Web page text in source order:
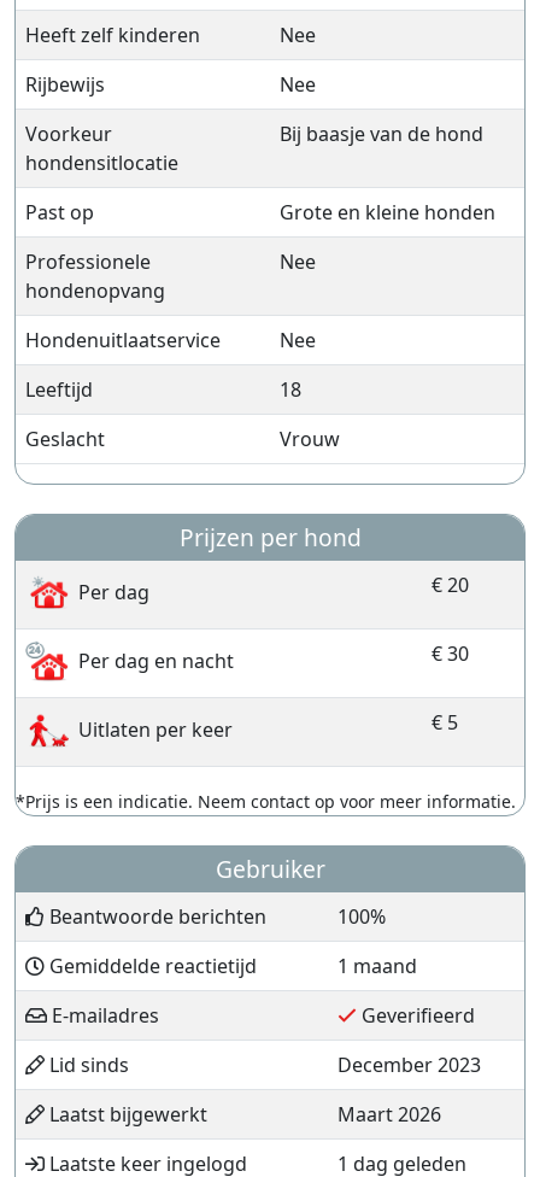
Heeft zelf kinderen
Nee
Rijbewijs
Nee
Voorkeur
hondensitlocatie
Bij baasje van de hond
Past op
Grote en kleine honden
Professionele
hondenopvang
Nee
Hondenuitlaatservice
Nee
Leeftijd
18
Geslacht
Vrouw
Prijzen per hond
Per dag € 20
Per dag en nacht € 30
Uitlaten per keer € 5
*Prijs is een indicatie. Neem contact op voor meer informatie.
Gebruiker
Beantwoorde berichten
100%
Gemiddelde reactietijd
1 maand
E-mailadres
Geverifieerd
Lid sinds
December 2023
Laatst bijgewerkt
Maart 2026
Laatste keer ingelogd
1 dag geleden